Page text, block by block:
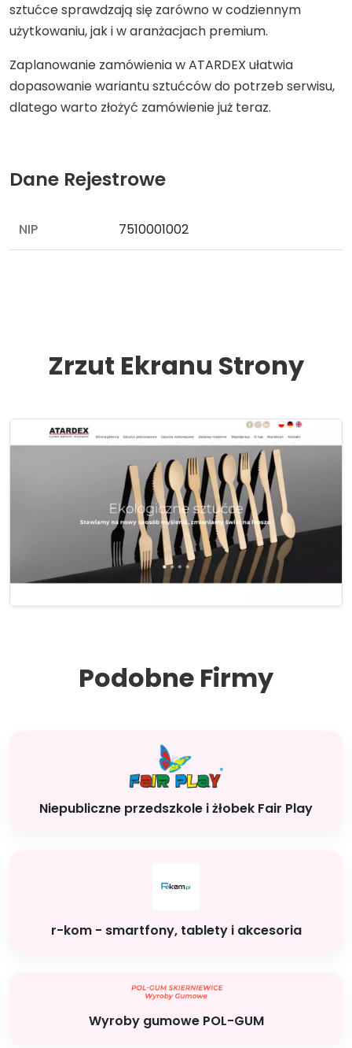
sztućce sprawdzają się zarówno w codziennym
użytkowaniu, jak i w aranżacjach premium.
Zaplanowanie zamówienia w ATARDEX ułatwia
dopasowanie wariantu sztućców do potrzeb serwisu,
dlatego warto złożyć zamówienie już teraz.
Dane Rejestrowe
NIP 7510001002
Zrzut Ekranu Strony
Podobne Firmy
Niepubliczne przedszkole i żłobek Fair Play
r-kom - smartfony, tablety i akcesoria
Wyroby gumowe POL-GUM